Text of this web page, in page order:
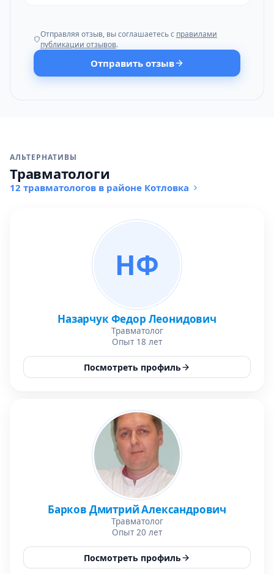
Отправляя отзыв, вы соглашаетесь с правилами
публикации отзывов.
Отправить отзыв
АЛЬТЕРНАТИВЫ
Травматологи
12 травматологов в районе Котловка
НФ
Назарчук Федор Леонидович
Травматолог
Опыт 18 лет
Посмотреть профиль
Барков Дмитрий Александрович
Травматолог
Опыт 20 лет
Посмотреть профиль